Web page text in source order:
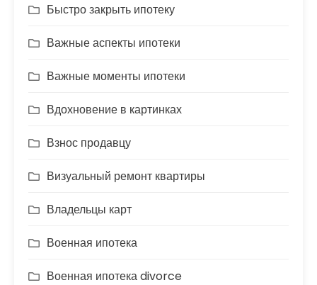
Быстро закрыть ипотеку
Важные аспекты ипотеки
Важные моменты ипотеки
Вдохновение в картинках
Взнос продавцу
Визуальный ремонт квартиры
Владельцы карт
Военная ипотека
Военная ипотека divorce